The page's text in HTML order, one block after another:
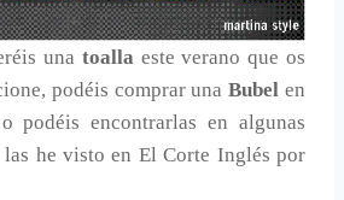
una toalla este verano que os
podéis comprar unaBubel en
podéis encontrarlas en algunas
las he visto en El Corte Inglés por